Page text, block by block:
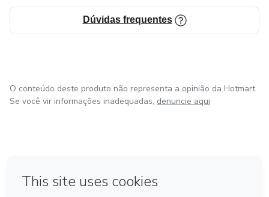
Dúvidas frequentes
O conteúdo deste produto não representa a opinião da Hotmart.
Se você vir informações inadequadas, denuncie aqui